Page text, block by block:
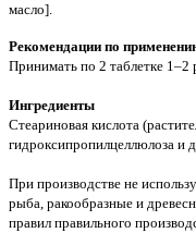
масло].
Рекомендации по
Принимать по 2 таблетке 1–2
Ингредиенты
Стеариновая кислота
гидроксипропилцеллюлоза и
При производстве не
рыба, ракообразные и
правил правильного